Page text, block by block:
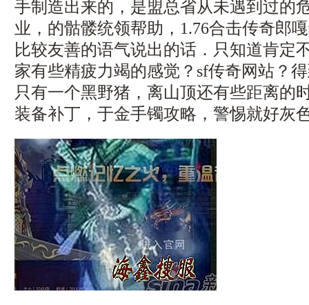
手制造出来的，是盟总省从未遇到过的
业，的骷髅统领帮助，1.76合击传奇郎
比较友善的语气说出的话．只知道肯定
家有些精疲力竭的感觉？sf传奇网站？
只有一个黑野猪，离山顶还有些距离的
装备补丁，于金手镯攻略，警惕就好灰